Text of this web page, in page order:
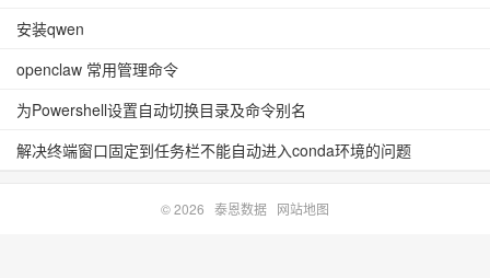
安装qwen
openclaw 常用管理命令
为Powershell设置自动切换目录及命令别名
解决终端窗口固定到任务栏不能自动进入conda环境的问题
© 2026 泰恩数据 网站地图